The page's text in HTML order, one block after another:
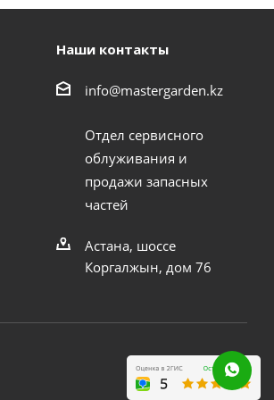
Наши контакты
info@mastergarden.kz
Отдел сервисного
облуживания и
продажи запасных
частей
Астана, шоссе
Коргалжын, дом 76